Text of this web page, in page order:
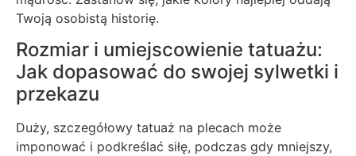
Twoją osobistą historię.
Rozmiar i umiejscowienie tatuażu:
Jak dopasować do swojej sylwetki i
przekazu
Duży, szczegółowy tatuaż na plecach może
imponować i podkreślać siłę, podczas gdy mniejszy,